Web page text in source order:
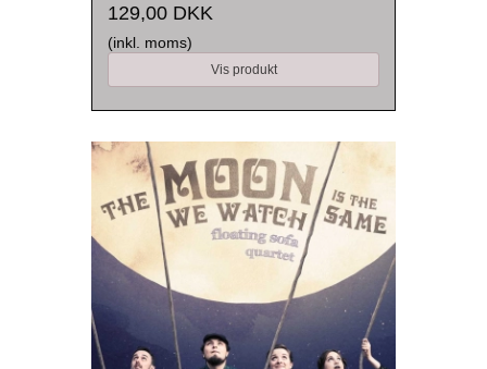
129,00 DKK
(inkl. moms)
Vis produkt